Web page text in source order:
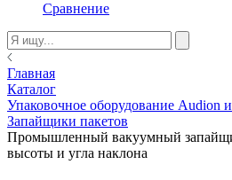
Сравнение
Главная
Каталог
Упаковочное оборудование Audion
Запайщики пакетов
Промышленный вакуумный
высоты и угла наклона